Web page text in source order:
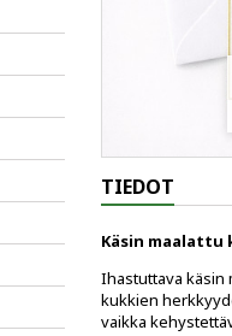
TIEDOT
Käsin
Ihastuttava käsin
kukkien
vaikka